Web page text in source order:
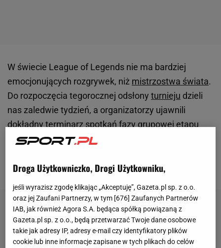
W świecie League of Legends nie ma bardziej
emocjonujących rozgrywek, niż mistrzostwa świata.
Do rozpoczęcia tegorocznej odsłony turnieju dzieli
nas zaledwie tydzień, a organizatorzy ujawnili
dokładny terminarz spotkań fazy grupowej etapu
play-in. Zerkając na zestawienia nie sposób
od pierwszych chwil rywalizacji.
Droga Użytkowniczko, Drogi Użytkowniku,
jeśli wyrazisz zgodę klikając „Akceptuję”, Gazeta.pl sp. z o.o.
oraz jej Zaufani Partnerzy, w tym [676] Zaufanych Partnerów
IAB, jak również Agora S.A. będąca spółką powiązaną z
Gazeta.pl sp. z o.o., będą przetwarzać Twoje dane osobowe
takie jak adresy IP, adresy e-mail czy identyfikatory plików
cookie lub inne informacje zapisane w tych plikach do celów